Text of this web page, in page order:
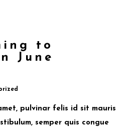
to
June
pulvinar felis id sit mauris
semper quis congue